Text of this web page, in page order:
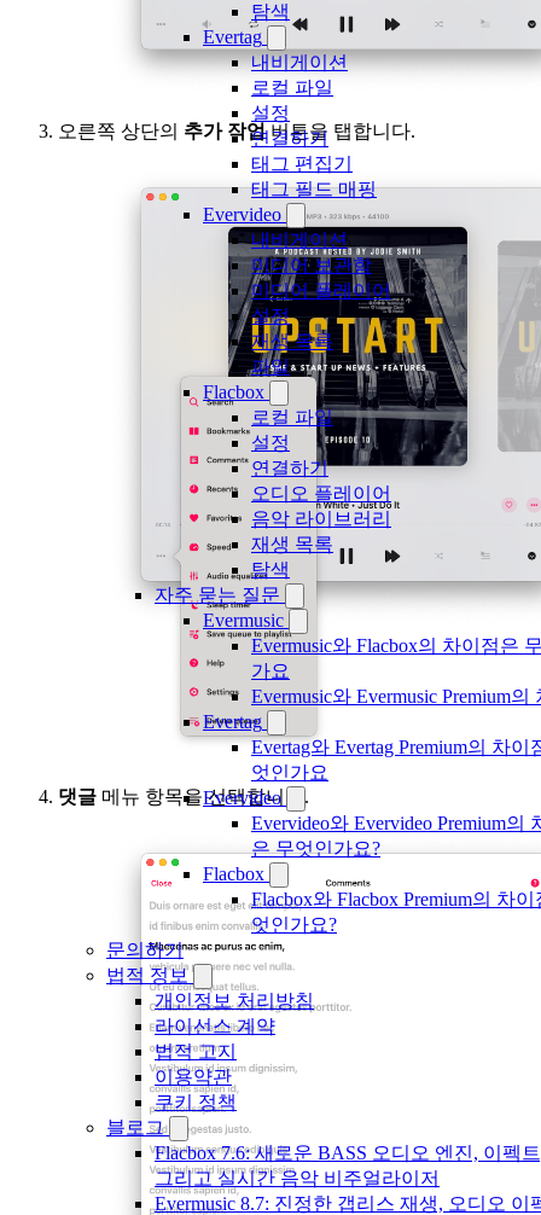
탐색
Evertag
내비게이션
로컬 파일
설정
연결하기
태그 편집기
태그 필드 매핑
Evervideo
내비게이션
미디어 보관함
미디어 플레이어
설정
재생 목록
파일
Flacbox
로컬 파일
설정
연결하기
오디오 플레이어
음악 라이브러리
재생 목록
탐색
자주 묻는 질문
Evermusic
Evermusic와 Flacbox의 차이점은
가요
Evermusic와 Evermusic Premium의
Evertag
Evertag와 Evertag Premium의 차이
엇인가요
Evervideo
Evervideo와 Evervideo Premium의
은 무엇인가요?
Flacbox
Flacbox와 Flacbox Premium의 차
엇인가요?
문의하기
법적 정보
개인정보 처리방침
라이선스 계약
법적 고지
이용약관
쿠키 정책
블로그
Flacbox 7.6: 새로운 BASS 오디오 엔진, 이펙트
그리고 실시간 음악 비주얼라이저
Evermusic 8.7: 진정한 갭리스 재생, 오디오 이
오른쪽 상단의 추가 작업버튼을 탭합니다.
댓글 메뉴 항목을 선택합니다.